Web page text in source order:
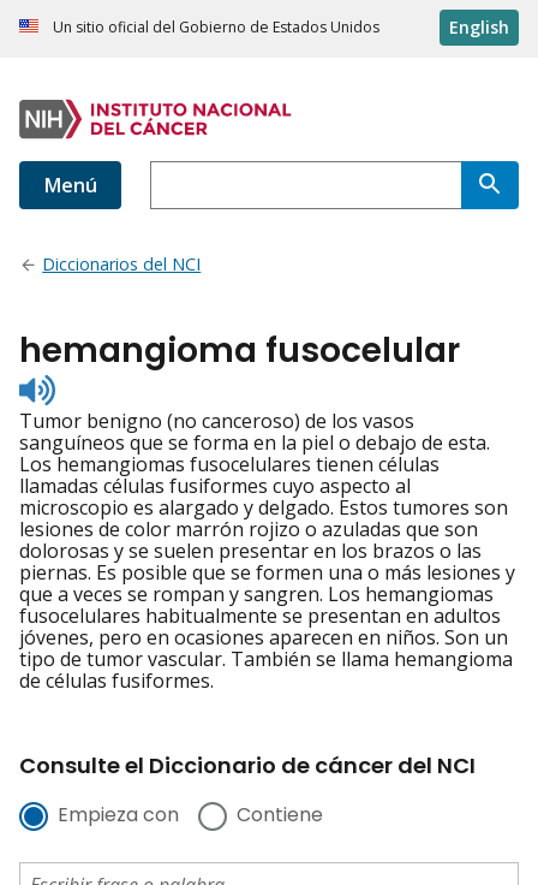
Un sitio oficial del Gobierno de Estados Unidos English
Menú
Diccionarios del NCI
hemangioma fusocelular
Listen
to
pronunciation
Tumor benigno (no canceroso) de los vasos
sanguíneos que se forma en la piel o debajo de esta.
Los hemangiomas fusocelulares tienen células
llamadas células fusiformes cuyo aspecto al
microscopio es alargado y delgado. Estos tumores son
lesiones de color marrón rojizo o azuladas que son
dolorosas y se suelen presentar en los brazos o las
piernas. Es posible que se formen una o más lesiones y
que a veces se rompan y sangren. Los hemangiomas
fusocelulares habitualmente se presentan en adultos
jóvenes, pero en ocasiones aparecen en niños. Son un
tipo de tumor vascular. También se llama hemangioma
de células fusiformes.
Consulte el Diccionario de cáncer del NCI
Empieza con Contiene